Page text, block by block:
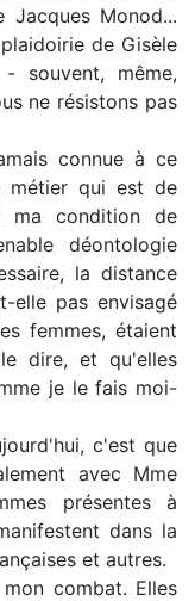
Monod...
de Gisèle
souvent, même,
ne résistons pas
connue à ce
métier qui est de
ma condition de
déontologie
la distance
elle pas envisagé
femmes, étaient
dire, et qu'elles
je le fais moi-
c'est que
avec Mme
présentes à
dans la
et autres.
combat. Elles